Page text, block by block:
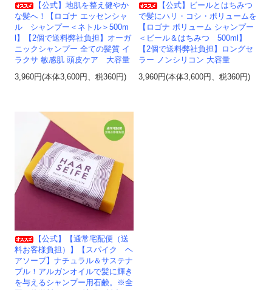
【公式】地肌を整え健やか
な髪へ！【ロゴナ エッセンシャ
ル シャンプー＜ネトル＞500m
l】【2個で送料弊社負担】オーガ
ニックシャンプー 全ての髪質 イ
ラクサ 敏感肌 頭皮ケア 大容量
3,960円(本体3,600円、税360円)
【公式】ビールとはちみつ
で髪にハリ・コシ・ボリュームを
【ロゴナ ボリューム シャンプー
＜ビール＆はちみつ 500ml】
【2個で送料弊社負担】ロングセ
ラー ノンシリコン 大容量
3,960円(本体3,600円、税360円)
【公式】【通常宅配便（送
料お客様負担）】【スパイク ヘ
アソープ】ナチュラル＆サステナ
ブル！アルガンオイルで髪に輝き
を与えるシャンプー用石鹸。※全